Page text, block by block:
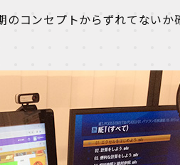
コンセプトからずれてないか